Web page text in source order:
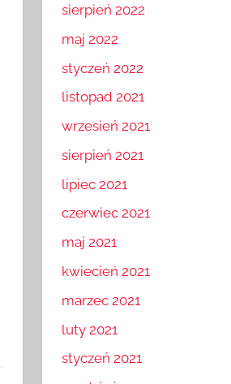
sierpień 2022
maj 2022
styczeń 2022
listopad 2021
wrzesień 2021
sierpień 2021
lipiec 2021
czerwiec 2021
maj 2021
kwiecień 2021
marzec 2021
luty 2021
styczeń 2021